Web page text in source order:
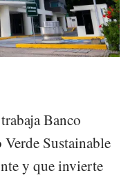
Banco
Sustainable
y que invierte